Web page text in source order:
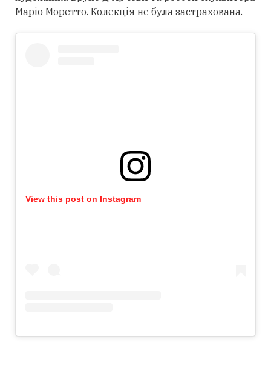
Маріо Моретто. Колекція не була застрахована.
View this post on Instagram